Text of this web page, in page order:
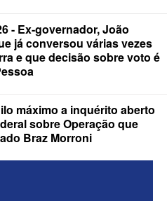
Vanderley
João Azevêdo e
como
- Ex-governador, João
já conversou várias vezes
e que decisão sobre voto é
máximo a inquérito aberto
sobre Operação que
Braz Morroni